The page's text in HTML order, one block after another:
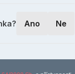
Ano Ne